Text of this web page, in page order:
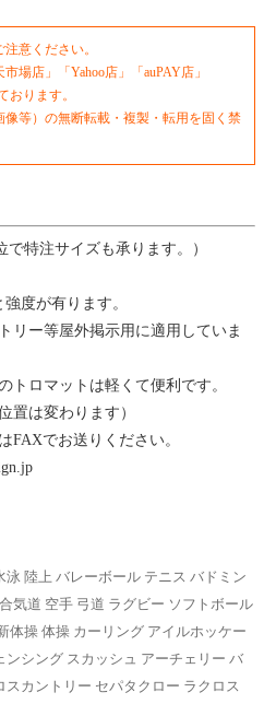
意ください。
場店」「Yahoo店」「auPAY店」
おります。
等）の無断転載・複製・転用を固く禁
で特注サイズも承ります。）
が有ります。
等屋外掲示用に適用していま
マットは軽くて便利です。
置は変わります）
FAXでお送りください。
陸上 バレーボール テニス バドミン
気道 空手 弓道 ラグビー ソフトボール
体操 体操 カーリング アイルホッケー
ンシング スカッシュ アーチェリー バ
カントリー セパタクロー ラクロス